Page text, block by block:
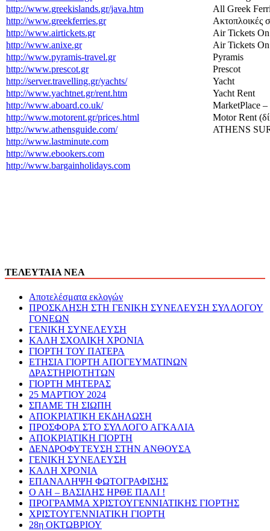
http://www.greekislands.gr/java.htm
All Greek
http://www.greekferries.gr
Aκτοπλοικές
http://www.airtickets.gr
Air Tickets
http://www.anixe.gr
Air Tickets
http://www.pyramis-travel.gr
Pyramis
http://www.prescot.gr
Prescot
http://server.travelling.gr/yachts/
Yacht
http://www.yachtnet.gr/rent.htm
Yacht Rent
http://www.aboard.co.uk/
MarketPlace
http://www.motorent.gr/prices.html
Μotor Rent
http://www.athensguide.com/
ATHENS
http://www.lastminute.com
http://www.ebookers.com
http://www.bargainholidays.com
ΤΕΛΕΥΤΑΙΑ ΝΕΑ
Αποτελέσματα εκλογών
ΠΡΟΣΚΛΗΣΗ ΣΤΗ ΓΕΝΙΚΗ ΣΥΝΕΛΕΥΣΗ ΣΥΛΛΟΓΟΥ
ΓΟΝΕΩΝ
ΓΕΝΙΚΗ ΣΥΝΕΛΕΥΣΗ
ΚΑΛΗ ΣΧΟΛΙΚΗ ΧΡΟΝΙΑ
ΓΙΟΡΤΗ ΤΟΥ ΠΑΤΕΡΑ
ΕΤΗΣΙΑ ΓΙΟΡΤΗ ΑΠΟΓΕΥΜΑΤΙΝΩΝ
ΔΡΑΣΤΗΡΙΟΤΗΤΩΝ
ΓΙΟΡΤΗ ΜΗΤΕΡΑΣ
25 ΜΑΡΤΙΟΥ 2024
ΣΠΑΜΕ ΤΗ ΣΙΩΠΗ
ΑΠΟΚΡΙΑΤΙΚΗ ΕΚΔΗΛΩΣΗ
ΠΡΟΣΦΟΡΑ ΣΤΟ ΣΥΛΛΟΓΟ ΑΓΚΑΛΙΑ
ΑΠΟΚΡΙΑΤΙΚΗ ΓΙΟΡΤΗ
ΔΕΝΔΡΟΦΥΤΕΥΣΗ ΣΤΗΝ ΑΝΘΟΥΣΑ
ΓΕΝΙΚΗ ΣΥΝΕΛΕΥΣΗ
ΚΑΛΗ ΧΡΟΝΙΑ
ΕΠΑΝΑΛΗΨΗ ΦΩΤΟΓΡΑΦΙΣΗΣ
Ο ΑΗ – ΒΑΣΙΛΗΣ ΗΡΘΕ ΠΑΛΙ !
ΠΡΟΓΡΑΜΜΑ ΧΡΙΣΤΟΥΓΕΝΝΙΑΤΙΚΗΣ ΓΙΟΡΤΗΣ
ΧΡΙΣΤΟΥΓΕΝΝΙΑΤΙΚΗ ΓΙΟΡΤΗ
28η ΟΚΤΩΒΡΙΟΥ